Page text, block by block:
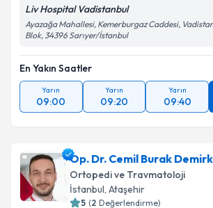
Liv Hospital Vadistanbul
Ayazağa Mahallesi, Kemerburgaz Caddesi,
Blok, 34396 Sarıyer/İstanbul
En Yakın Saatler
Yarın
09:00
Yarın
09:20
Yarın
09:40
Op. Dr. Cemil Burak
Ortopedi ve Travmatoloji
İstanbul, Ataşehir
5 (2 Değerlendirme)